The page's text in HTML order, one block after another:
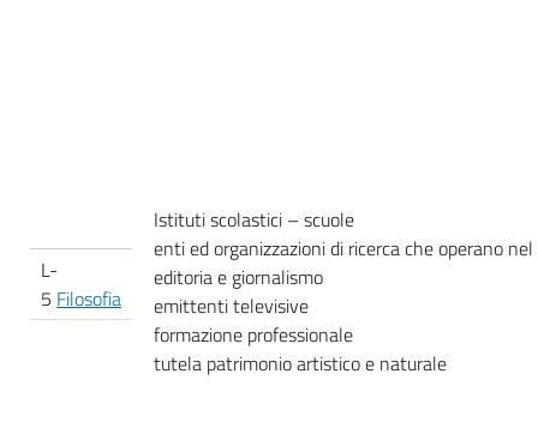
L-
5 Filosofia
Istituti scolastici – scuole
enti ed organizzazioni di ricerca che operano
editoria e giornalismo
emittenti televisive
formazione professionale
tutela patrimonio artistico e naturale